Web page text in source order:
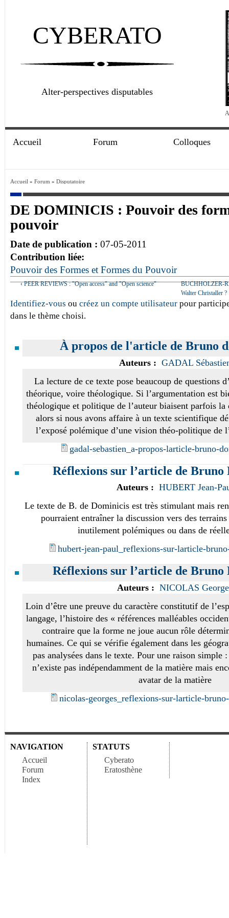
CYBERATO
Alter-perspectives disputables
Accueil Forum Colloques
Accueil » Forum » Disputatoire
DE DOMINICIS : Pouvoir des
pouvoir
Date de publication : 07-05-2011
Contribution liée:
Pouvoir des Formes et Formes du Pouvoir
‹ PEER REVIEWS : "Open access" and "Open science"
BUCHHOLZER-
Walter Christaller ?
Identifiez-vous ou créez un compte utilisateur pour
dans le thème choisi.
À propos de l'article de Bruno
Auteurs : GADAL
La lecture de ce texte pose beaucoup de questions
théorique, voire théologique. Si l’argumentation est
théologique et politique de l’auteur biaisent parfois la
alors si nous avons affaire à un texte scientifique
l’exposé polémique d’une vision théo-politique de
gadal-sebastien_a-propos-larticle-bruno-
Réflexions sur l’article de Bruno
Auteurs : HUBERT Jean-
Le texte de B. de Dominicis est très stimulant mais
pourraient entraîner la discussion vers des
inutilement polémiques ou dans de
hubert-jean-paul_reflexions-sur-larticle-
Réflexions sur l’article de Bruno
Auteurs : NICOLAS
Loin d’être une preuve du caractère constitutif de
langage, l’histoire des « références malléables
contraire que la forme ne joue aucun rôle
humaines. Ce qui se vérifie également dans les
pas analysées dans le texte. Pour une raison simple
n’existe pas indépendamment de la matière mais
avatar de la matière
nicolas-georges_reflexions-sur-larticle-
NAVIGATION
Accueil
Forum
Index
STATUTS
Cyberato
Eratosthène